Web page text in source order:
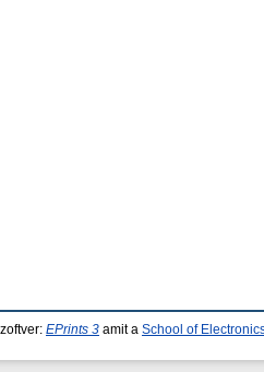
EPrints 3 amit a School of